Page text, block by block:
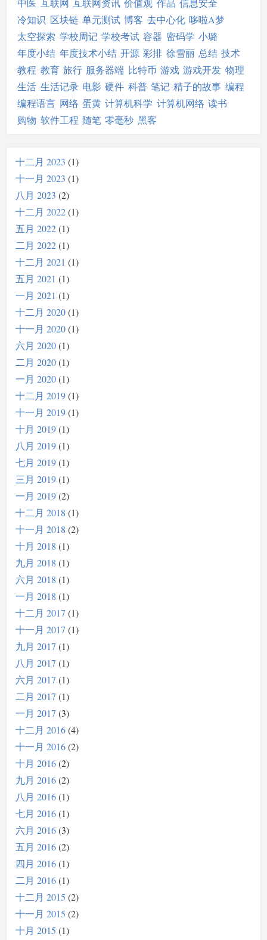
中医 互联网 互联网资讯 价值观 作品 信息安全
冷知识 区块链 单元测试 博客 去中心化 哆啦A梦
太空探索 学校周记 学校考试 容器 密码学 小璐
年度小结 年度技术小结 开源 彩排 徐雪丽 总结 技术
教程 教育 旅行 服务器端 比特币 游戏 游戏开发 物理
生活 生活记录 电影 硬件 科普 笔记 精子的故事 编程
编程语言 网络 蛋黄 计算机科学 计算机网络 读书
购物 软件工程 随笔 零毫秒 黑客
十二月 2023 1
十一月 2023 1
八月 2023 2
十二月 2022 1
五月 2022 1
二月 2022 1
十二月 2021
1
五月 2021
1
一月 2021
1
十二月 2020 1
十一月 2020 1
六月 2020 1
二月 2020 1
一月 2020 1
十二月 2019 1
十一月 2019 1
十月 2019 1
八月 2019 1
七月 2019 1
三月 2019 1
一月 2019 2
十二月 2018 1
十一月 2018 2
十月 2018 1
九月 2018 1
六月 2018 1
一月 2018 1
十二月 2017 1
十一月 2017 1
九月 2017 1
八月 2017 1
六月 2017 1
二月 2017 1
一月 2017 3
十二月 2016 4
十一月 2016 2
十月 2016 2
九月 2016 2
八月 2016 1
七月 2016 1
六月 2016 3
五月 2016 2
四月 2016 1
二月 2016 1
十二月 2015 2
十一月 2015 2
十月 2015 1